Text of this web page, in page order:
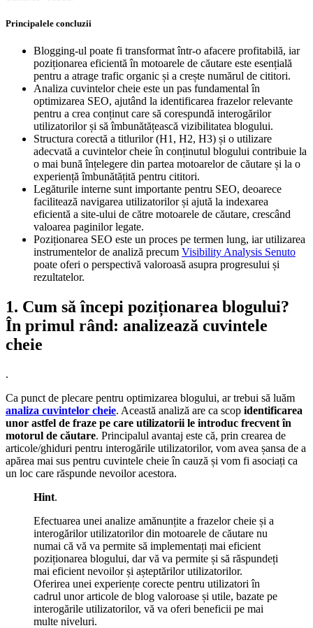
Principalele concluzii
Blogging-ul poate fi transformat într-o afacere profitabilă, iar
poziționarea eficientă în motoarele de căutare este esențială
pentru a atrage trafic organic și a crește numărul de cititori.
Analiza cuvintelor cheie este un pas fundamental în
optimizarea SEO, ajutând la identificarea frazelor relevante
pentru a crea conținut care să corespundă interogărilor
utilizatorilor și să îmbunătățească vizibilitatea blogului.
Structura corectă a titlurilor (H1, H2, H3) și o utilizare
adecvată a cuvintelor cheie în conținutul blogului contribuie la
o mai bună înțelegere din partea motoarelor de căutare și la o
experiență îmbunătățită pentru cititori.
Legăturile interne sunt importante pentru SEO, deoarece
facilitează navigarea utilizatorilor și ajută la indexarea
eficientă a site-ului de către motoarele de căutare, crescând
valoarea paginilor legate.
Poziționarea SEO este un proces pe termen lung, iar utilizarea
instrumentelor de analiză precum Visibility Analysis Senuto
poate oferi o perspectivă valoroasă asupra progresului și
rezultatelor.
1. Cum să începi poziționarea blogului?
În primul rând: analizează cuvintele
cheie
.
Ca punct de plecare pentru optimizarea blogului, ar trebui să luăm
analiza cuvintelor cheie. Această analiză are ca scop identificarea
unor astfel de fraze pe care utilizatorii le introduc frecvent în
motorul de căutare. Principalul avantaj este că, prin crearea de
articole/ghiduri pentru interogările utilizatorilor, vom avea șansa de a
apărea mai sus pentru cuvintele cheie în cauză și vom fi asociați ca
un loc care răspunde nevoilor acestora.
Hint.
Efectuarea unei analize amănunțite a frazelor cheie și a
interogărilor utilizatorilor din motoarele de căutare nu
numai că vă va permite să implementați mai eficient
poziționarea blogului, dar vă va permite și să răspundeți
mai eficient nevoilor și așteptărilor utilizatorilor.
Oferirea unei experiențe corecte pentru utilizatori în
cadrul unor articole de blog valoroase și utile, bazate pe
interogările utilizatorilor, vă va oferi beneficii pe mai
multe niveluri.